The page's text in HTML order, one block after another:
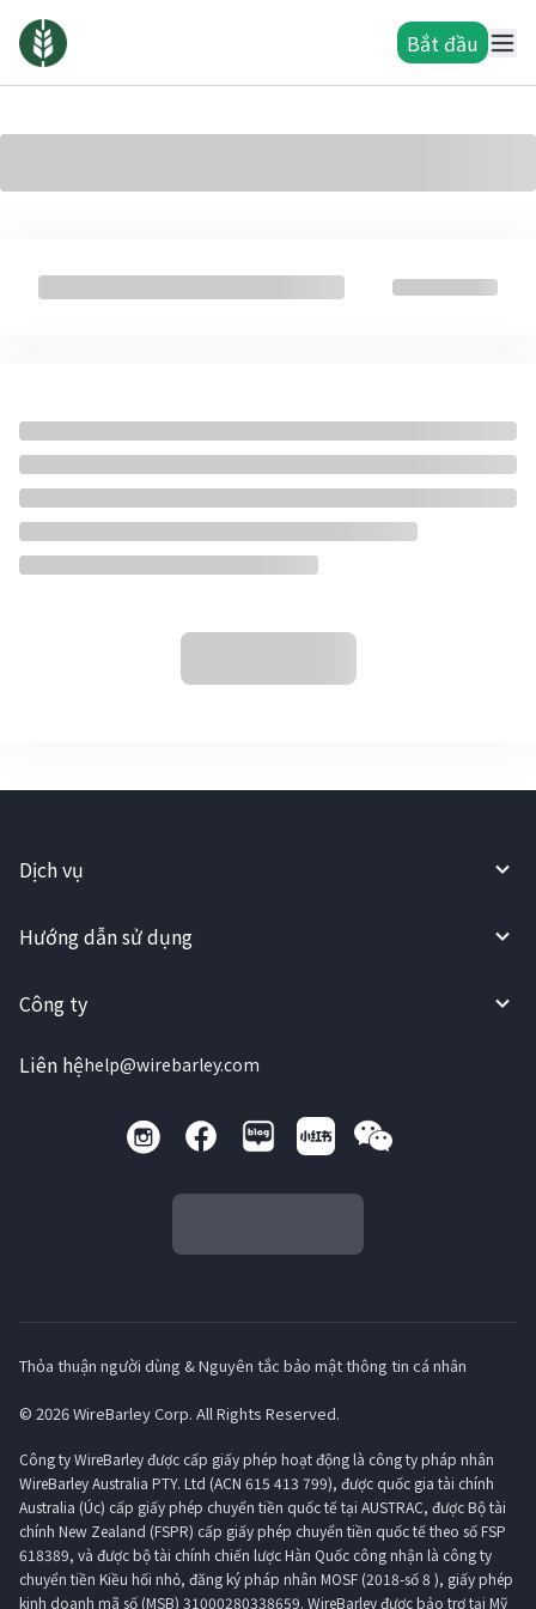
Bắt đầu
Dịch vụ
Hướng dẫn sử dụng
Công ty
Liên hệhelp@wirebarley.com
Thỏa thuận người dùng & Nguyên tắc bảo mật thông tin cá nhân
© 2026 WireBarley Corp. All Rights Reserved.
Công ty WireBarley được cấp giấy phép hoạt động là công ty pháp nhân
WireBarley Australia PTY. Ltd (ACN 615 413 799), được quốc gia tài chính
Australia (Úc) cấp giấy phép chuyển tiền quốc tế tại AUSTRAC, được Bộ tài
chính New Zealand (FSPR) cấp giấy phép chuyển tiền quốc tế theo số FSP
618389, và được bộ tài chính chiến lược Hàn Quốc công nhận là công ty
chuyển tiền Kiều hối nhỏ, đăng ký pháp nhân MOSF (2018-số 8 ), giấy phép
kinh doanh mã số (MSB) 31000280338659. WireBarley được bảo trợ tại Mỹ